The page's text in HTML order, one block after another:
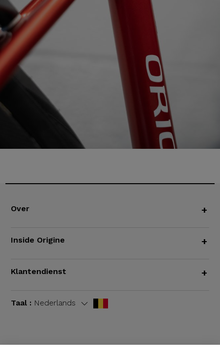
Over +
Inside Origine +
Klantendienst +
Taal : Nederlands